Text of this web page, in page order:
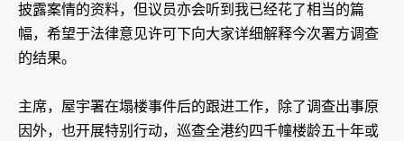
披露案情的资料，但议员亦会听到我已经花了相当的篇
幅，希望于法律意见许可下向大家详细解释今次署方调查
的结果。
主席，屋宇署在塌楼事件后的跟进工作，除了调查出事原
因外，也开展特别行动，巡查全港约四千幢楼龄五十年或